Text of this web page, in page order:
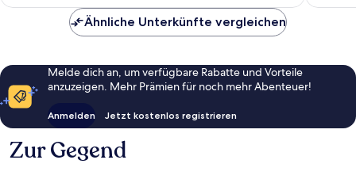
Ähnliche Unterkünfte vergleichen
Melde dich an, um verfügbare Rabatte und Vorteile
anzuzeigen. Mehr Prämien für noch mehr Abenteuer!
Anmelden Jetzt kostenlos registrieren
Zur Gegend